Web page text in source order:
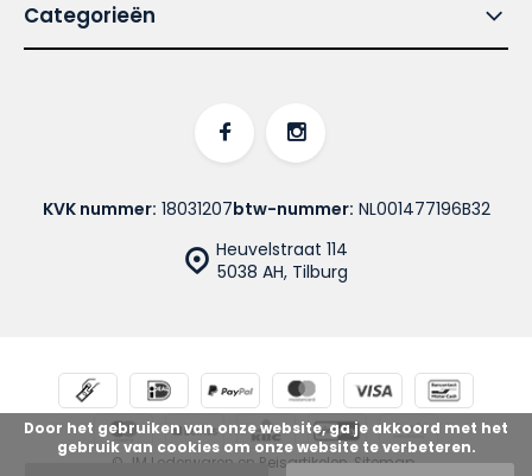
Categorieën
Heuvelstraat 114
5038 AH, Tilburg
KVK nummer: 18031207btw-nummer: NL001477196B32
© JM Lederwaren en Reisartikelen Sitemap
Door het gebruiken van onze website, ga je akkoord met het
gebruik van cookies om onze website te verbeteren.